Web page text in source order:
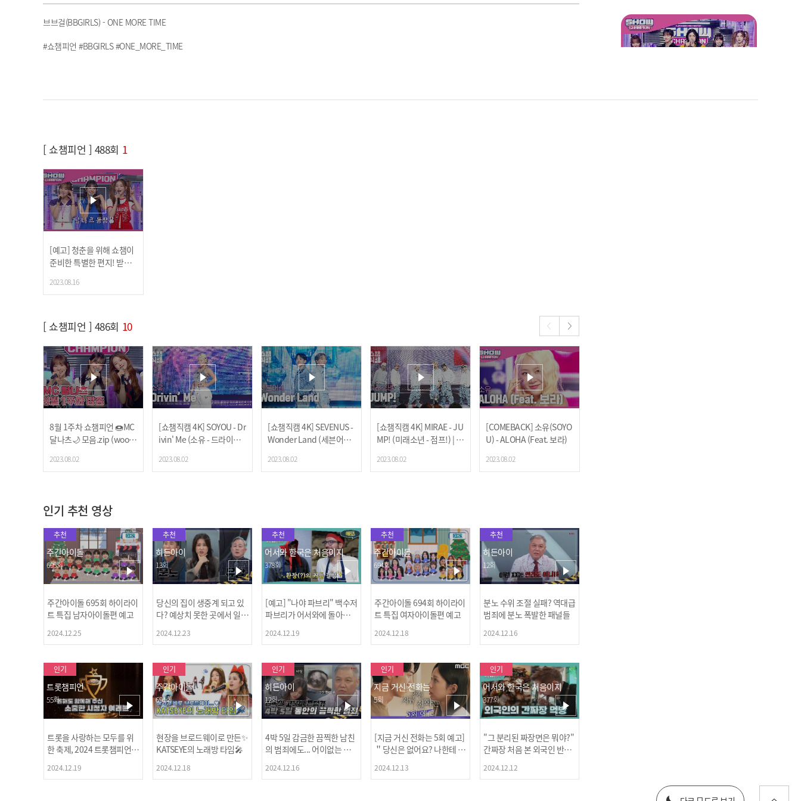
브브걸(BBGIRLS) - ONE MORE TIME
#쇼챔피언 #BBGIRLS #ONE_MORE_TIME
[MC석 코너] 후이가 뽑은
[ 쇼챔피언 ] 488회 1
[예고] 청춘을 위해 쇼챔이
준비한 특별한 편지! 받아
2023.08.16
[ 쇼챔피언 ] 486회 10
8월 1주차 쇼챔피언 🍩MC
달나츠🌙 모음.zip (woo!a
키) | Show Champion | E
2023.08.02
[쇼챔직캠 4K] SOYOU - Dr
ivin' Me (소유 - 드라이빙
P.486
2023.08.02
[쇼챔직캠 4K] SEVENUS -
Wonder Land (세븐어스 -
ion | EP.486
2023.08.02
[쇼챔직캠 4K] MIRAE - JU
MP! (미래소년 - 점프!) | S
2023.08.02
[COMEBACK] 소유(SOYO
U) - ALOHA (Feat. 보라)
2023.08.02
인기 추천 영상
주간아이돌
695회
추천
주간아이돌 695회 하이라이
트 특집 남자아이돌편 예고
2024.12.25
히든아이
13회
추천
당신의 집이 생중계 되고 있
다? 예상치 못한 곳에서 일어
2024.12.23
어서와 한국은 처음이지
378회
추천
[예고] "나야 파브리" 백수저
파브리가 어서와에 돌아왔
케미 식재료투어!
2024.12.19
주간아이돌
694회
추천
주간아이돌 694회 하이라이
트 특집 여자아이돌편 예고
2024.12.18
히든아이
12회
추천
분노 수위 조절 실패? 역대급
범죄에 분노 폭발한 패널들
2024.12.16
트롯챔피언
55회
인기
트롯을 사랑하는 모두를 위
한 축제, 2024 트롯챔피언
l 12월 19일 (목) 저녁 8시 M
2024.12.19
주간아이돌
694회
인기
현장을 브로드웨이로 만든✨
KATSEYE의 노래방 타임🎤
2024.12.18
히든아이
12회
인기
4박 5일 감금한 끔찍한 남친
의 범죄에도... 어이없는 처
연자들🔥🔥🔥
2024.12.16
지금 거신 전화는
5회
인기
[지금 거신 전화는 5회 예고]
＂당신은 없어요? 나한테 감
2024.12.13
어서와 한국은 처음이지
377회
인기
"그 분리된 짜장면은 뭐야?"
간짜장 처음 본 외국인 반응
2024.12.12
[MBC플러스] 외부감사인 선임 공고